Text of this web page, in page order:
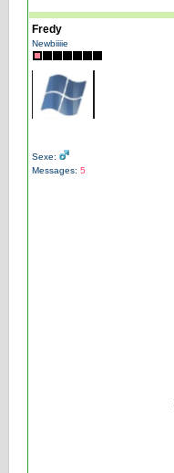
Fredy
Newbiiiie
Sexe:
Messages: 5